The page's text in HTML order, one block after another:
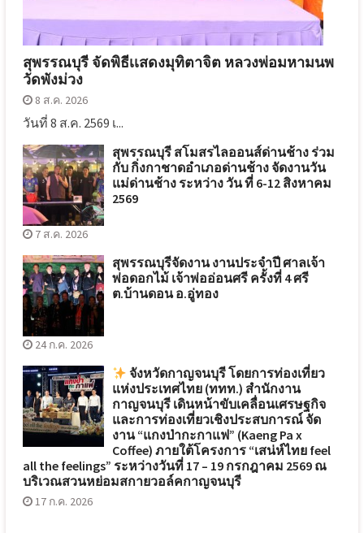
สุพรรณบุรี จัดพิธีเเสดงมุทิตาจิต หลวงพ่อมหามนพ
วัดพังม่วง
8 ส.ค. 2026
วันที่ 8 ส.ค. 2569 เ...
สุพรรณบุรี สโมสรไลออนส์ด่านช้าง ร่วม
กับ กิ่งกาชาดอำเภอด่านช้าง จัดงานวัน
แม่ด่านช้าง ระหว่าง วัน ที่ 6-12 สิงหาคม
2569
7 ส.ค. 2026
สุพรรณบุรีจัดงาน งานประจำปี ศาลเจ้า
พ่อดอกไม้ เจ้าพ่ออ่อนศรี ครั้งที่ 4 ศรี
ต.บ้านดอน อ.อู่ทอง
24 ก.ค. 2026
จังหวัดกาญจนบุรี โดยการท่องเที่ยว
แห่งประเทศไทย (ททท.) สำนักงาน
กาญจนบุรี เดินหน้าขับเคลื่อนเศรษฐกิจ
และการท่องเที่ยวเชิงประสบการณ์ จัด
งาน “แกงป่ากะกาแฟ” (Kaeng Pa x
Coffee) ภายใต้โครงการ “เสน่ห์ไทย feel
all the feelings” ระหว่างวันที่ 17 – 19 กรกฎาคม 2569 ณ
บริเวณสวนหย่อมสกายวอล์คกาญจนบุรี
17 ก.ค. 2026